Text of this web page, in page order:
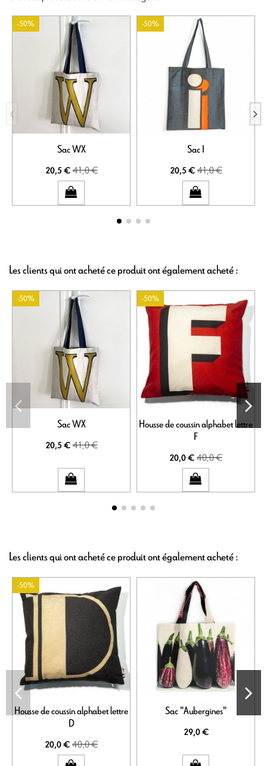
-50%
Sac WX
20,5 €41,0 €
-50%
Sac I
20,5 €41,0 €
Les clients qui ont acheté ce produit ont également acheté :
-50%
Sac WX
20,5 €41,0 €
-50%
Housse de coussin alphabet lettre
F
20,0 €40,0 €
Les clients qui ont acheté ce produit ont également acheté :
-50%
Housse de coussin alphabet lettre
D
20,0 €40,0 €
Sac "Aubergines"
29,0 €